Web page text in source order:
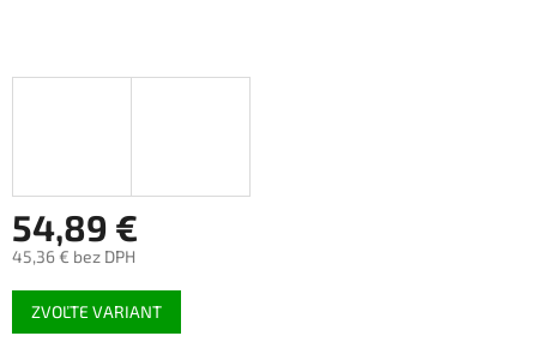
54,89 €
45,36 € bez DPH
Jednotková
cena:
ZVOĽTE VARIANT